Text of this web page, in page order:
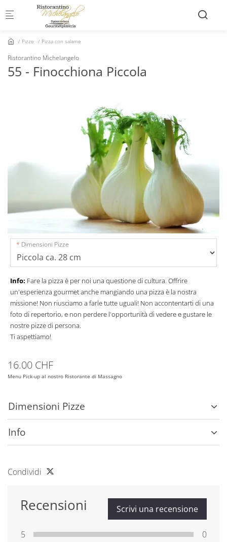
Skip to main content
Pizze Pizza con salame
Ristorantino Michelangelo
55 - Finocchiona Piccola
Dimensioni Pizze
Info: Fare la pizza è per noi una questione di cultura. Offrire
un'esperienza gourmet anche mangiando una pizza è la nostra
missione! Non riusciamo a farle tutte uguali! Non accontentarti di una
foto di repertorio, e non perdere l'opportunità di vedere e gustare le
nostre pizze di persona.
Ti aspettiamo!
16.00 CHF
Menu Pick-up al nostro Ristorante di Massagno
Dimensioni Pizze
Info
Condividi
Recensioni Scrivi una recensione
5
0